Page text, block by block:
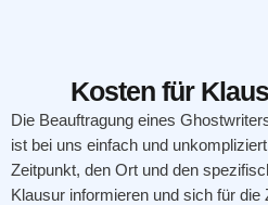
Kosten für
Die Beauftragung eines
ist bei uns einfach und
Zeitpunkt, den Ort und den
Klausur informieren und sich für